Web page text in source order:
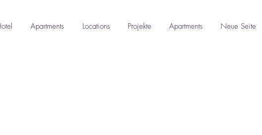
Apartments Locations Projekte Apartments Neue Seite